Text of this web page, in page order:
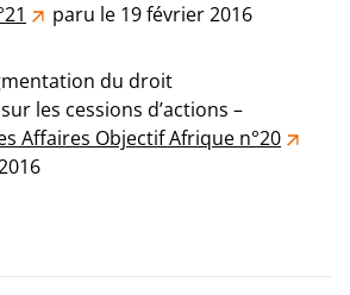
paru le 19 février 2016
du droit
les cessions d’actions –
Affaires Objectif Afrique n°20